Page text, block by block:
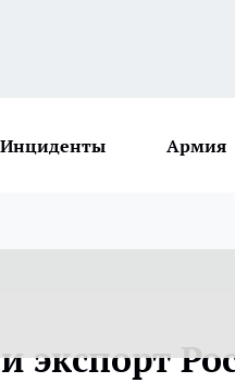
Инциденты Армия